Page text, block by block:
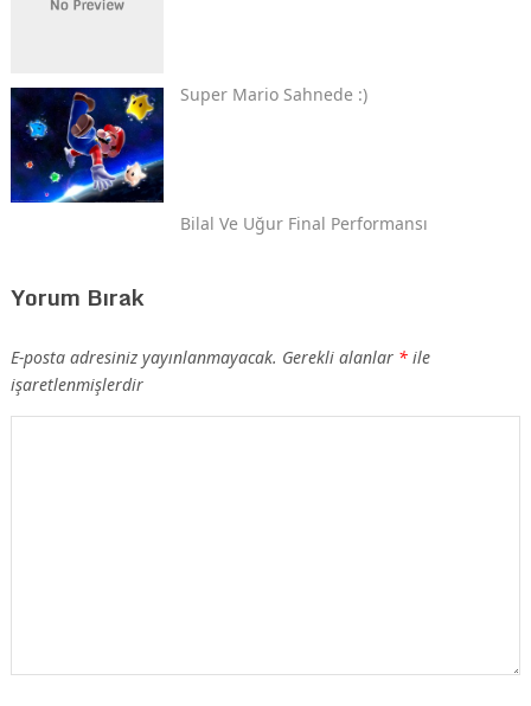
Super Mario Sahnede :)
Bilal Ve Uğur Final Performansı
Yorum Bırak
E-posta adresiniz yayınlanmayacak. Gerekli alanlar *ile
işaretlenmişlerdir